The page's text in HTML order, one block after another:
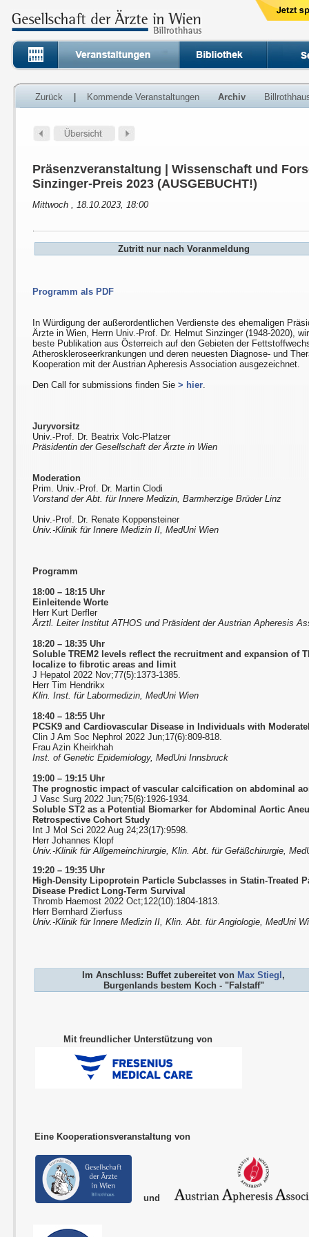
Zurück Kommende Veranstaltungen Archiv
Präsenzveranstaltung | Wissenschaft und
Sinzinger-Preis 2023 (AUSGEBUCHT!)
Mittwoch , 18.10.2023, 18:00
Zutritt nur nach Voranmeldung
Programm als PDF
In Würdigung der außerordentlichen Verdienste des ehemaligen
Ärzte in Wien, Herrn Univ.-Prof. Dr. Helmut Sinzinger (1948-2020),
beste Publikation aus Österreich auf den Gebieten der
Atheroskleroseerkrankungen und deren neuesten Diagnose- und
Kooperation mit der Austrian Apheresis Association ausgezeichnet.
Den Call for submissions finden Sie> hier.
Juryvorsitz
Univ.-Prof. Dr. Beatrix Volc-Platzer
Präsidentin der Gesellschaft der Ärzte in Wien
Moderation
Prim. Univ.-Prof. Dr. Martin Clodi
Vorstand der Abt. für Innere Medizin, Barmherzige Brüder Linz
Univ.-Prof. Dr. Renate Koppensteiner
Univ.-Klinik für Innere Medizin II, MedUni Wien
Programm
18:00 – 18:15 Uhr
Einleitende Worte
Herr Kurt Derfler
Ärztl. Leiter Institut ATHOS und Präsident der Austrian Apheresis
18:20 – 18:35 Uhr
Soluble TREM2 levels reflect the recruitment and expansion of
localize to fibrotic areas and limit
J Hepatol 2022 Nov;77(5):1373-1385.
Herr Tim Hendrikx
Klin. Inst. für Labormedizin, MedUni Wien
18:40 – 18:55 Uhr
PCSK9 and Cardiovascular Disease in Individuals with
Clin J Am Soc Nephrol 2022 Jun;17(6):809-818.
Frau Azin Kheirkhah
Inst. of Genetic Epidemiology, MedUni Innsbruck
19:00 – 19:15 Uhr
The prognostic impact of vascular calcification on abdominal
J Vasc Surg 2022 Jun;75(6):1926-1934.
Soluble ST2 as a Potential Biomarker for Abdominal Aortic
Retrospective Cohort Study
Int J Mol Sci 2022 Aug 24;23(17):9598.
Herr Johannes Klopf
Univ.-Klinik für Allgemeinchirurgie, Klin. Abt. für Gefäßchirurgie,
19:20 – 19:35 Uhr
High-Density Lipoprotein Particle Subclasses in Statin-Treated
Disease Predict Long-Term Survival
Thromb Haemost 2022 Oct;122(10):1804-1813.
Herr Bernhard Zierfuss
Univ.-Klinik für Innere Medizin II, Klin. Abt. für Angiologie, MedUni
Im Anschluss: Buffet zubereitet von Max Stiegl ,
Burgenlands bestem Koch - "Falstaff"
Mit freundlicher Unterstützung von
Eine Kooperationsveranstaltung von
und